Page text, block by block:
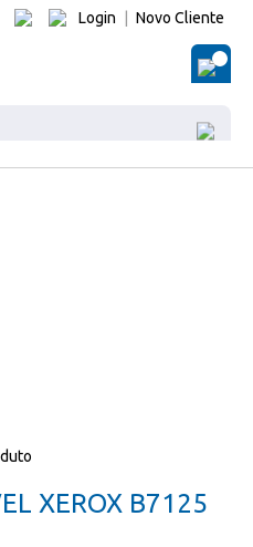
Login Novo Cliente
O
XEROX B7125